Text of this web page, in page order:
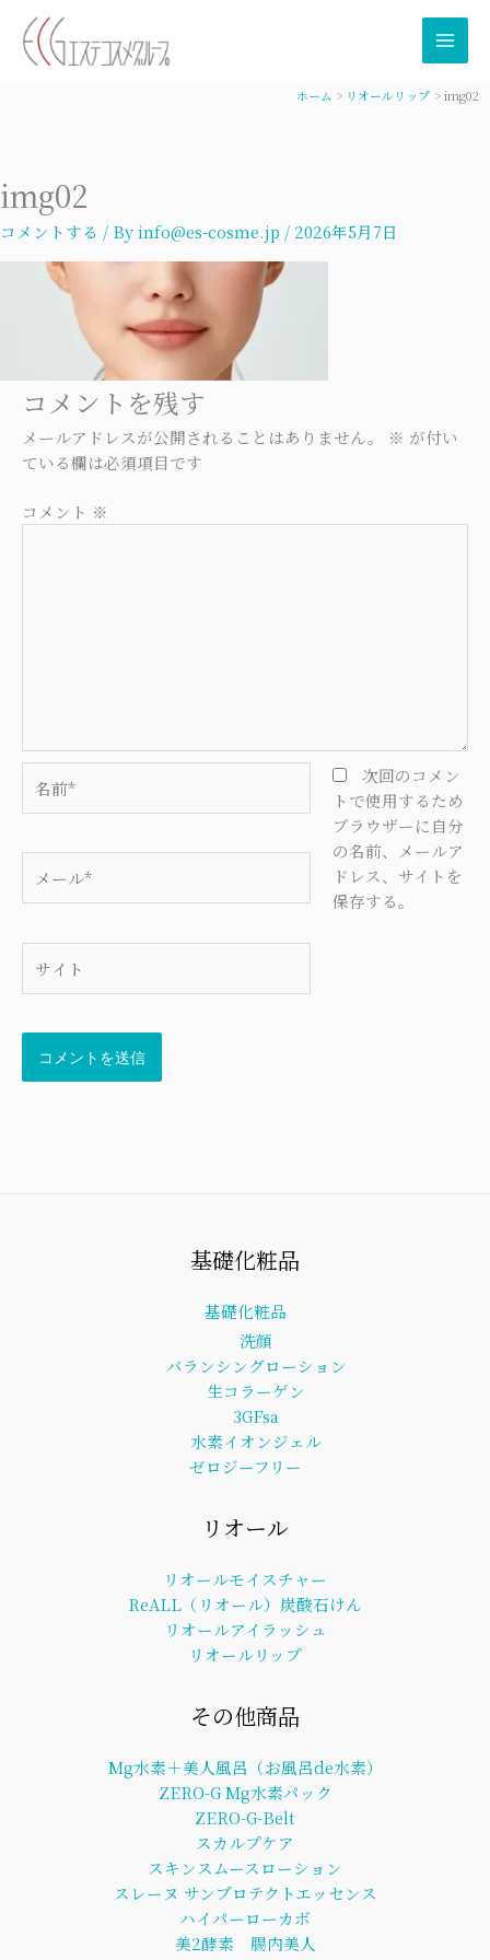
ホーム リオールリップ img02
img02
コメントする / Byinfo@es-cosme.jp / 2026年5月7日
コメントを残す
メールアドレスが公開されることはありません。 ※ が付い
ている欄は必須項目です
コメント ※
前
ー
*
次回のコメン
トで使用するため
ブラウザーに自分
の名前、メールア
ドレス、サイトを
保存する。
基礎化粧品
基礎化粧品
洗顔
バランシングローション
生コラーゲン
3GFsa
水素イオンジェル
ゼロジーフリー
リオール
リオールモイスチャー
ReALL（リオール）炭酸石けん
リオールアイラッシュ
リオールリップ
その他商品
Mg水素＋美人風呂（お風呂de水素）
ZERO-G Mg水素パック
ZERO-G-Belt
スカルプケア
スキンスムースローション
スレーヌ サンプロテクトエッセンス
ハイパーローカボ
美2酵素 腸内美人